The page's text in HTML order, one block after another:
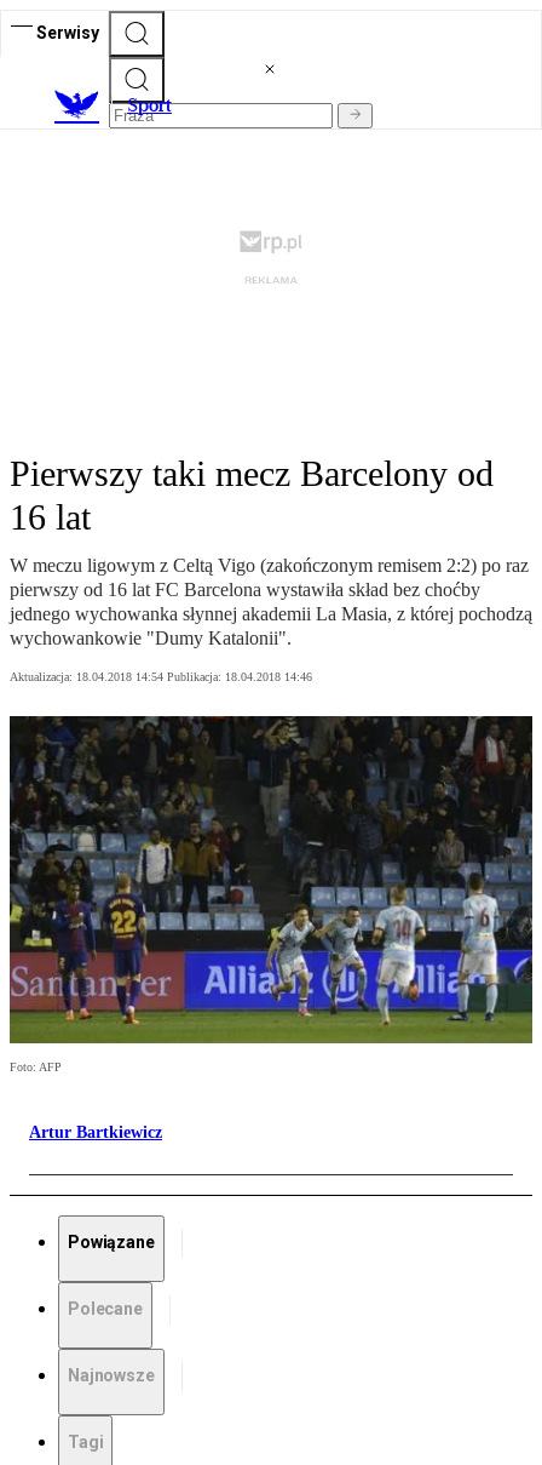
Serwisy
Sport
Pierwszy taki mecz Barcelony od
16 lat
W meczu ligowym z Celtą Vigo (zakończonym remisem 2:2) po raz
pierwszy od 16 lat FC Barcelona wystawiła skład bez choćby
jednego wychowanka słynnej akademii La Masia, z której pochodzą
wychowankowie "Dumy Katalonii".
Aktualizacja: 18.04.2018 14:54 Publikacja: 18.04.2018 14:46
Foto: AFP
Artur Bartkiewicz
Powiązane
Polecane
Najnowsze
Tagi